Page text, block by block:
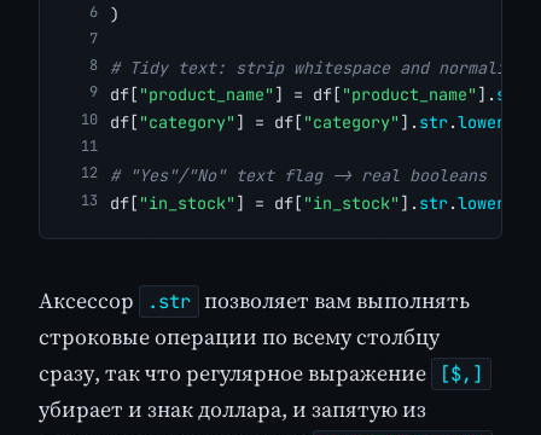
)
# Tidy text: strip whitespace and normalise
df[ "product_name" ] = df[ "product_name" ]. str
df[ "category" ] = df[ "category" ]. str.lower
# "Yes"/"No" text flag -> real booleans
df[ "in_stock" ] = df[ "in_stock" ]. str.lower
Аксессор .str позволяет вам выполнять
строковые операции по всему столбцу
сразу, так что регулярное выражение
[$,]
убирает и знак доллара, и запятую из